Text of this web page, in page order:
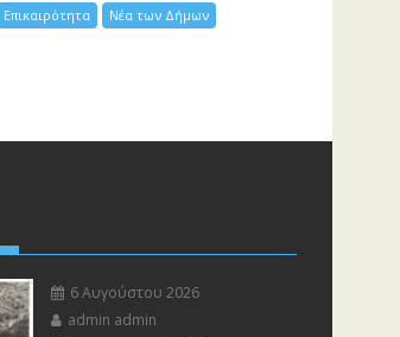
Επικαιρότητα Νέα των Δήμων
6 Αυγούστου 2026
admin admin